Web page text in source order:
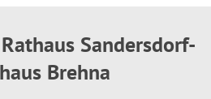
Sandersdorf-
Brehna